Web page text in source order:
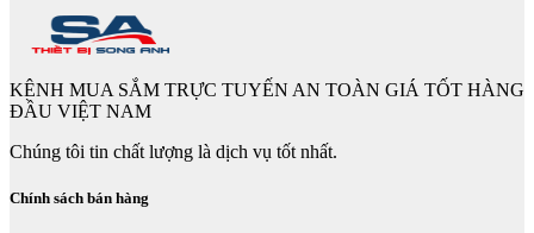
KÊNH MUA SẮM TRỰC TUYẾN AN TOÀN GIÁ TỐT HÀNG
ĐẦU VIỆT NAM
Chúng tôi tin chất lượng là dịch vụ tốt nhất.
Chính sách bán hàng